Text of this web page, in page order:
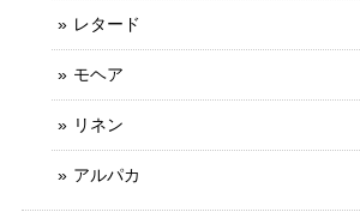
レタード
モヘア
リネン
アルパカ